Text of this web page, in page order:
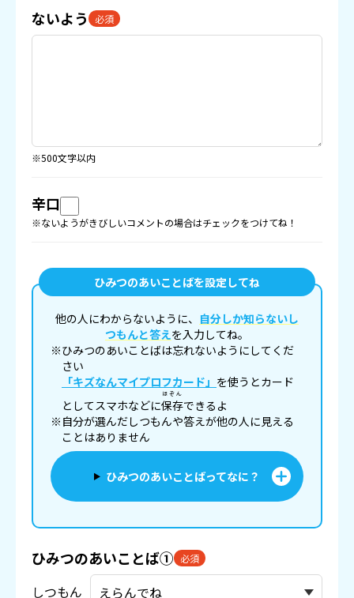
ないよう 必須
※500文字以内
辛口
※ないようがきびしいコメントの場合はチェックをつけてね！
ひみつのあいことばを設定してね
他の人にわからないように、 自分しか知らないし
つもんと答えを入力してね。
※ひみつのあいことばは忘れないようにしてくだ
さい
「キズなんマイプロフカード」 を使うとカード
としてスマホなどに保存
ほぞん
できるよ
※自分が選んだしつもんや答えが他の人に見える
ことはありません
ひみつのあいことばってなに？
ひみつのあいことば① 必須
しつもん